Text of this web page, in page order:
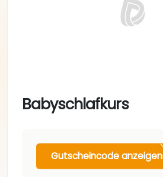
Babyschlafkurs
Gutscheincode anzeigen